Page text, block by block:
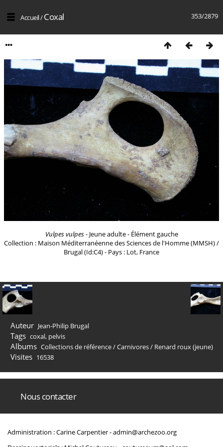
353/2879
Accueil/Coxal
Vulpes vulpes- Jeune adulte - Élément gauche
Collection : Maison Méditerranéenne des Sciences de l'Homme (MMSH) /
Brugal (Id:C4) - Pays : Lot, France
Auteur Jean-Philip Brugal
Tags coxal, pelvis
Albums Collections de référence/Carnivores/ Renard roux (jeune)
Visites 16538
Nous contacter
Administration : Carine Carpentier -admin@archezoo.org